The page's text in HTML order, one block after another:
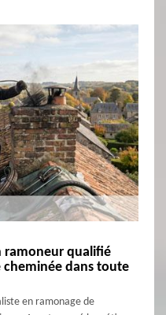
ramoneur qualifié
dans toute
en ramonage de